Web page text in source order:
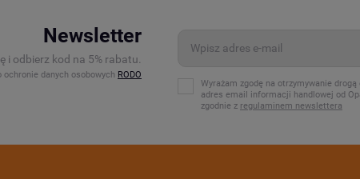
Newsletter
i odbierz kod na 5% rabatu.
ochronie danych osobowych RODO
Wyrażam zgodę na otrzymywanie
adres email informacji handlowej od
zgodnie z regulaminem newslettera